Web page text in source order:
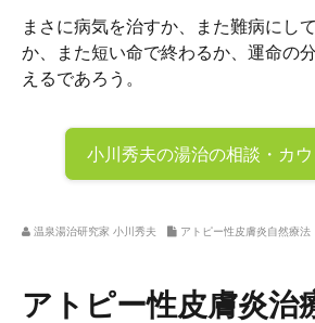
まさに病気を治すか、また難病にし
か、また短い命で終わるか、運命の
えるであろう。
小川秀夫の湯治の相談・カ
温泉湯治研究家 小川秀夫 アトピー性皮膚炎自然療法
アトピー性皮膚炎治